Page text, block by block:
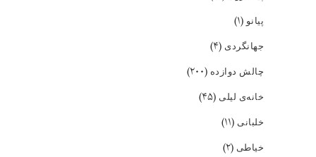
پیانو (۱)
جهانگردی (۴)
چالش دوازده (۲۰۰)
خانه‌ی لیلی (۴۵)
خلبانی (۱۱)
خیاطی (۲)